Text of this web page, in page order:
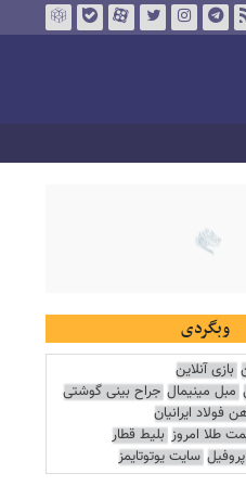
وبگردی
بازی آنلاین
مبل مینیمال جراح بینی گوشتی
فولاد ایرانیان
طلا امروز بلیط قطار
سایت یوتوتایمز